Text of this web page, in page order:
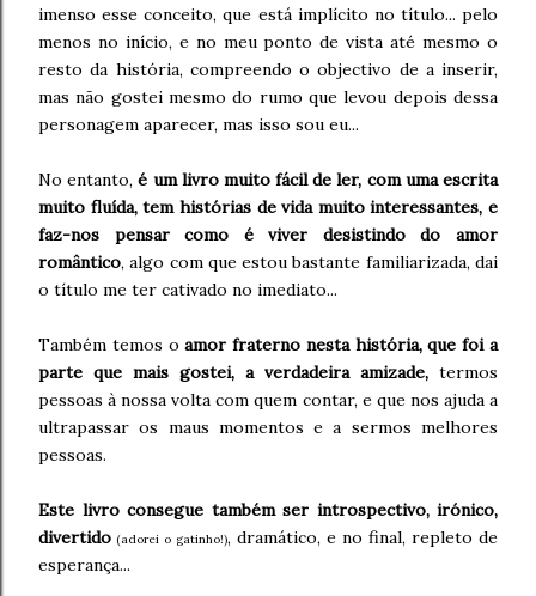
imenso esse conceito, que está implícito no título... pelo
menos no início, e no meu ponto de vista até mesmo o
resto da história, compreendo o objectivo de a inserir,
mas não gostei mesmo do rumo que levou depois dessa
personagem aparecer, mas isso sou eu...
No entanto,é um livro muito fácil de ler, com uma escrita
muito fluída, tem histórias de vida muito interessantes, e
faz-nos pensar como é viver desistindo do amor
romântico, algo com que estou bastante familiarizada, dai
o título me ter cativado no imediato...
Também temos oamor fraterno nesta história, que foi a
parte que mais gostei, a verdadeira amizade, termos
pessoas à nossa volta com quem contar, e que nos ajuda a
ultrapassar os maus momentos e a sermos melhores
pessoas.
Este livro consegue também ser introspectivo, irónico,
divertido (adorei o gatinho!), dramático, e no final, repleto de
esperança...